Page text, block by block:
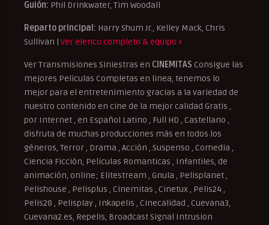
Guión: Phil Drinkwater, Tim Woodall
Reparto principal: Harry Shum Jr., Kelley Mack, Chris
Sullivan | Ver elenco completo & equipo »
Ver Transmisiones Siniestras en CINEMITAS Consigue las
mejores Peliculas Completas en linea, tenemos lo
mejor para el entretenimiento gracias a la variedad de
nuestro contenido en cine de la mejor calidad Gratis ,
por Internet , en Español Latino , Full HD , Castellano ,
disfruta de muchas producciones más en todos los
géneros, Terror , Drama , Acción , Suspenso , Comedia ,
Ciencia Ficción, Peliculas Romanticas , Infantiles, de
animación, online; Elitestream , Gnula , Pelisplanet ,
Pelishouse , Pelisplus , Cinemitas , Cinetux , Pelis24 ,
Pelis28 , Pelisplay , Inkapelis , Cinecalidad , Cuevana3,
Cuevana2.es, Repelis, Broadcast Signal Intrusion